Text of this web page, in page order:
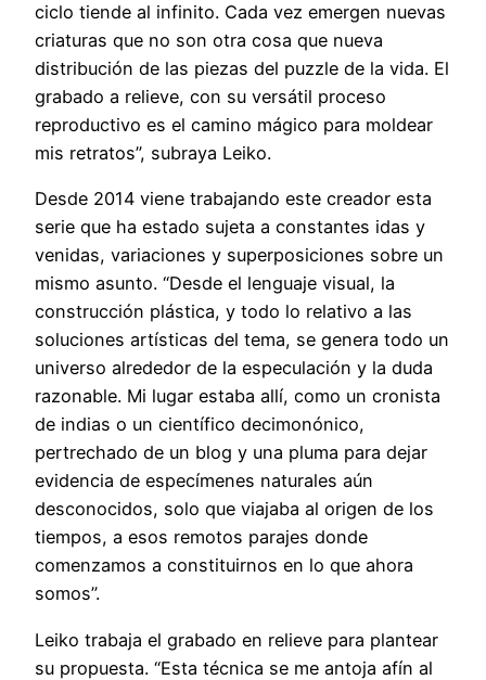
ciclo tiende al infinito. Cada vez emergen nuevas
criaturas que no son otra cosa que nueva
distribución de las piezas del puzzle de la vida. El
grabado a relieve, con su versátil proceso
reproductivo es el camino mágico para moldear
mis retratos”, subraya Leiko.
Desde 2014 viene trabajando este creador esta
serie que ha estado sujeta a constantes idas y
venidas, variaciones y superposiciones sobre un
mismo asunto. “Desde el lenguaje visual, la
construcción plástica, y todo lo relativo a las
soluciones artísticas del tema, se genera todo un
universo alrededor de la especulación y la duda
razonable. Mi lugar estaba allí, como un cronista
de indias o un científico decimonónico,
pertrechado de un blog y una pluma para dejar
evidencia de especímenes naturales aún
desconocidos, solo que viajaba al origen de los
tiempos, a esos remotos parajes donde
comenzamos a constituirnos en lo que ahora
somos”.
Leiko trabaja el grabado en relieve para plantear
su propuesta. “Esta técnica se me antoja afín al